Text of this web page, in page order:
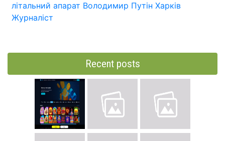
літальний апарат Володимир Путін Харків
Журналіст
Recent posts